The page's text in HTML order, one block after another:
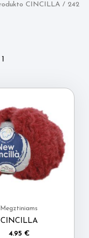
CINCILLA / 242
Megztiniams
CINCILLA
4.95 €